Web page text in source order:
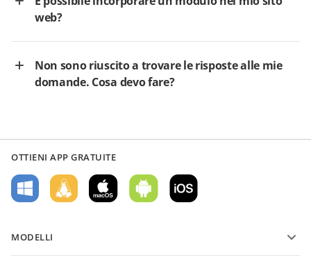
web?
Non sono riuscito a trovare le risposte alle mie
domande. Cosa devo fare?
OTTIENI APP GRATUITE
MODELLI